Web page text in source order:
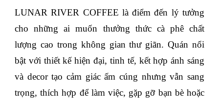
LUNAR RIVER COFFEE là điểm đến lý tưởng
cho những ai muốn thưởng thức cà phê chất
lượng cao trong không gian thư giãn. Quán nổi
bật với thiết kế hiện đại, tinh tế, kết hợp ánh sáng
và decor tạo cảm giác ấm cúng nhưng vẫn sang
trọng, thích hợp để làm việc, gặp gỡ bạn bè hoặc